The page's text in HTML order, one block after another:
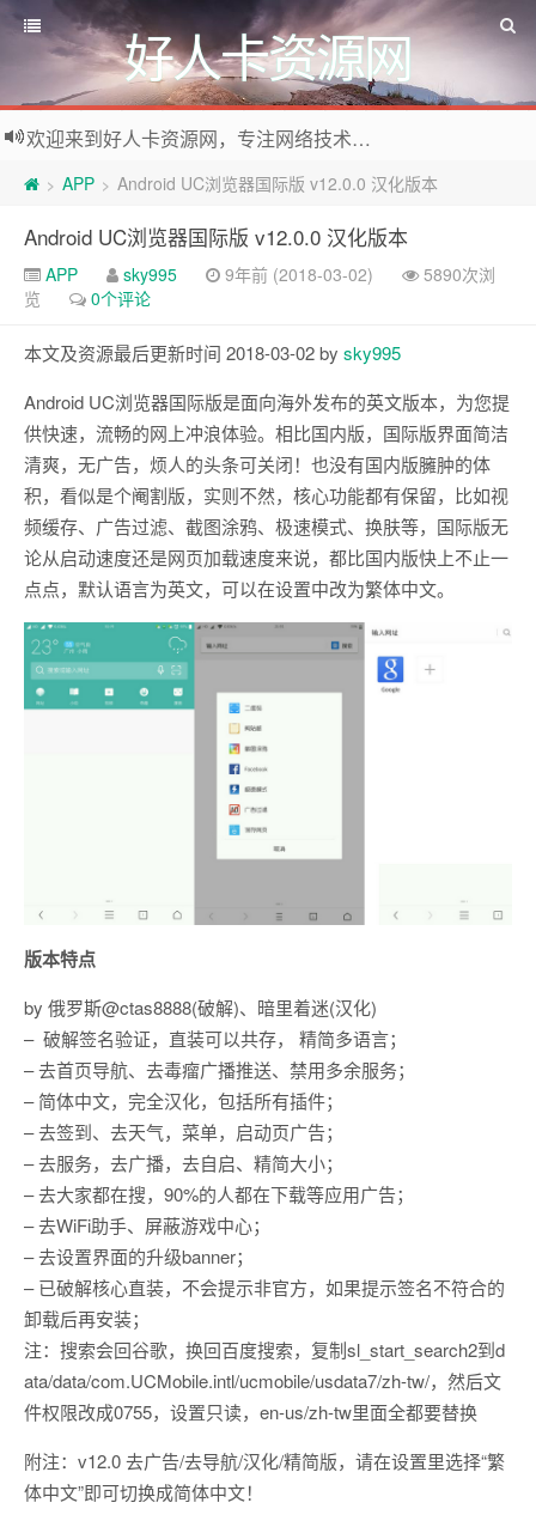
好人卡资源网
欢迎来到好人卡资源网，专注网络技术资源收集，我们不仅是网络资源的搬运工，也生产原创资源。寻找资源请留言或关注公众号:烈日下的男人
> APP > Android UC浏览器国际版 v12.0.0 汉化版本
Android UC浏览器国际版 v12.0.0 汉化版本
APP sky995 9年前 (2018-03-02)
5890次浏
览
0个评论
本文及资源最后更新时间 2018-03-02 by sky995
Android UC浏览器国际版是面向海外发布的英文版本，为您提
供快速，流畅的网上冲浪体验。相比国内版，国际版界面简洁
清爽，无广告，烦人的头条可关闭！也没有国内版臃肿的体
积，看似是个阉割版，实则不然，核心功能都有保留，比如视
频缓存、广告过滤、截图涂鸦、极速模式、换肤等，国际版无
论从启动速度还是网页加载速度来说，都比国内版快上不止一
点点，默认语言为英文，可以在设置中改为繁体中文。
版本特点
by 俄罗斯@ctas8888(破解)、暗里着迷(汉化)
– 破解签名验证，直装可以共存， 精简多语言；
– 去首页导航、去毒瘤广播推送、禁用多余服务；
– 简体中文，完全汉化，包括所有插件；
– 去签到、去天气，菜单，启动页广告；
– 去服务，去广播，去自启、精简大小；
– 去大家都在搜，90%的人都在下载等应用广告；
– 去WiFi助手、屏蔽游戏中心；
– 去设置界面的升级banner；
– 已破解核心直装，不会提示非官方，如果提示签名不符合的
卸载后再安装；
注：搜索会回谷歌，换回百度搜索，复制sl_start_search2到d
ata/data/com.UCMobile.intl/ucmobile/usdata7/zh-tw/，然后文
件权限改成0755，设置只读，en-us/zh-tw里面全都要替换
附注：v12.0 去广告/去导航/汉化/精简版，请在设置里选择“繁
体中文”即可切换成简体中文！